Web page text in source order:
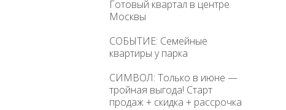
Готовый квартал в центре
Москвы
СОБЫТИЕ: Семейные
квартиры у парка
СИМВОЛ: Только в июне —
тройная выгода! Старт
продаж + скидка + рассрочка